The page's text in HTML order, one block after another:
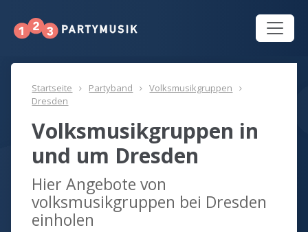
Startseite Partyband
Volksmusikgruppen
Dresden
Volksmusikgruppen in
und um Dresden
Hier Angebote von
volksmusikgruppen bei Dresden
einholen